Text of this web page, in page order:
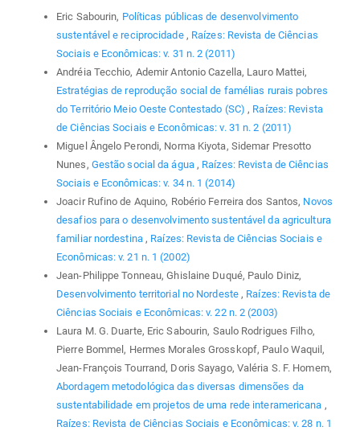
Eric Sabourin, Políticas públicas de desenvolvimento
sustentável e reciprocidade , Raízes: Revista de Ciências
Sociais e Econômicas: v. 31 n. 2 (2011)
Andréia Tecchio, Ademir Antonio Cazella, Lauro Mattei,
Estratégias de reprodução social de famélias rurais pobres
do Território Meio Oeste Contestado (SC), Raízes: Revista
de Ciências Sociais e Econômicas: v. 31 n. 2 (2011)
Miguel Ângelo Perondi, Norma Kiyota, Sidemar Presotto
Nunes, Gestão social da água , Raízes: Revista de Ciências
Sociais e Econômicas: v. 34 n. 1 (2014)
Joacir Rufino de Aquino, Robério Ferreira dos Santos, Novos
desafios para o desenvolvimento sustentável da agricultura
familiar nordestina , Raízes: Revista de Ciências Sociais e
Econômicas: v. 21 n. 1 (2002)
Jean-Philippe Tonneau, Ghislaine Duqué, Paulo Diniz,
Desenvolvimento territorial no Nordeste, Raízes: Revista de
Ciências Sociais e Econômicas: v. 22 n. 2 (2003)
Laura M. G. Duarte, Eric Sabourin, Saulo Rodrigues Filho,
Pierre Bommel, Hermes Morales Grosskopf, Paulo Waquil,
Jean-François Tourrand, Doris Sayago, Valéria S. F. Homem,
Abordagem metodológica das diversas dimensões da
sustentabilidade em projetos de uma rede interamericana ,
Raízes: Revista de Ciências Sociais e Econômicas: v. 28 n. 1